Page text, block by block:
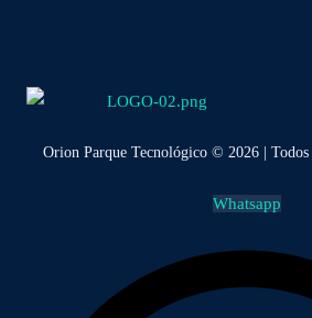
Orion Parque Tecnológico © 2026 | Todos
Whatsapp